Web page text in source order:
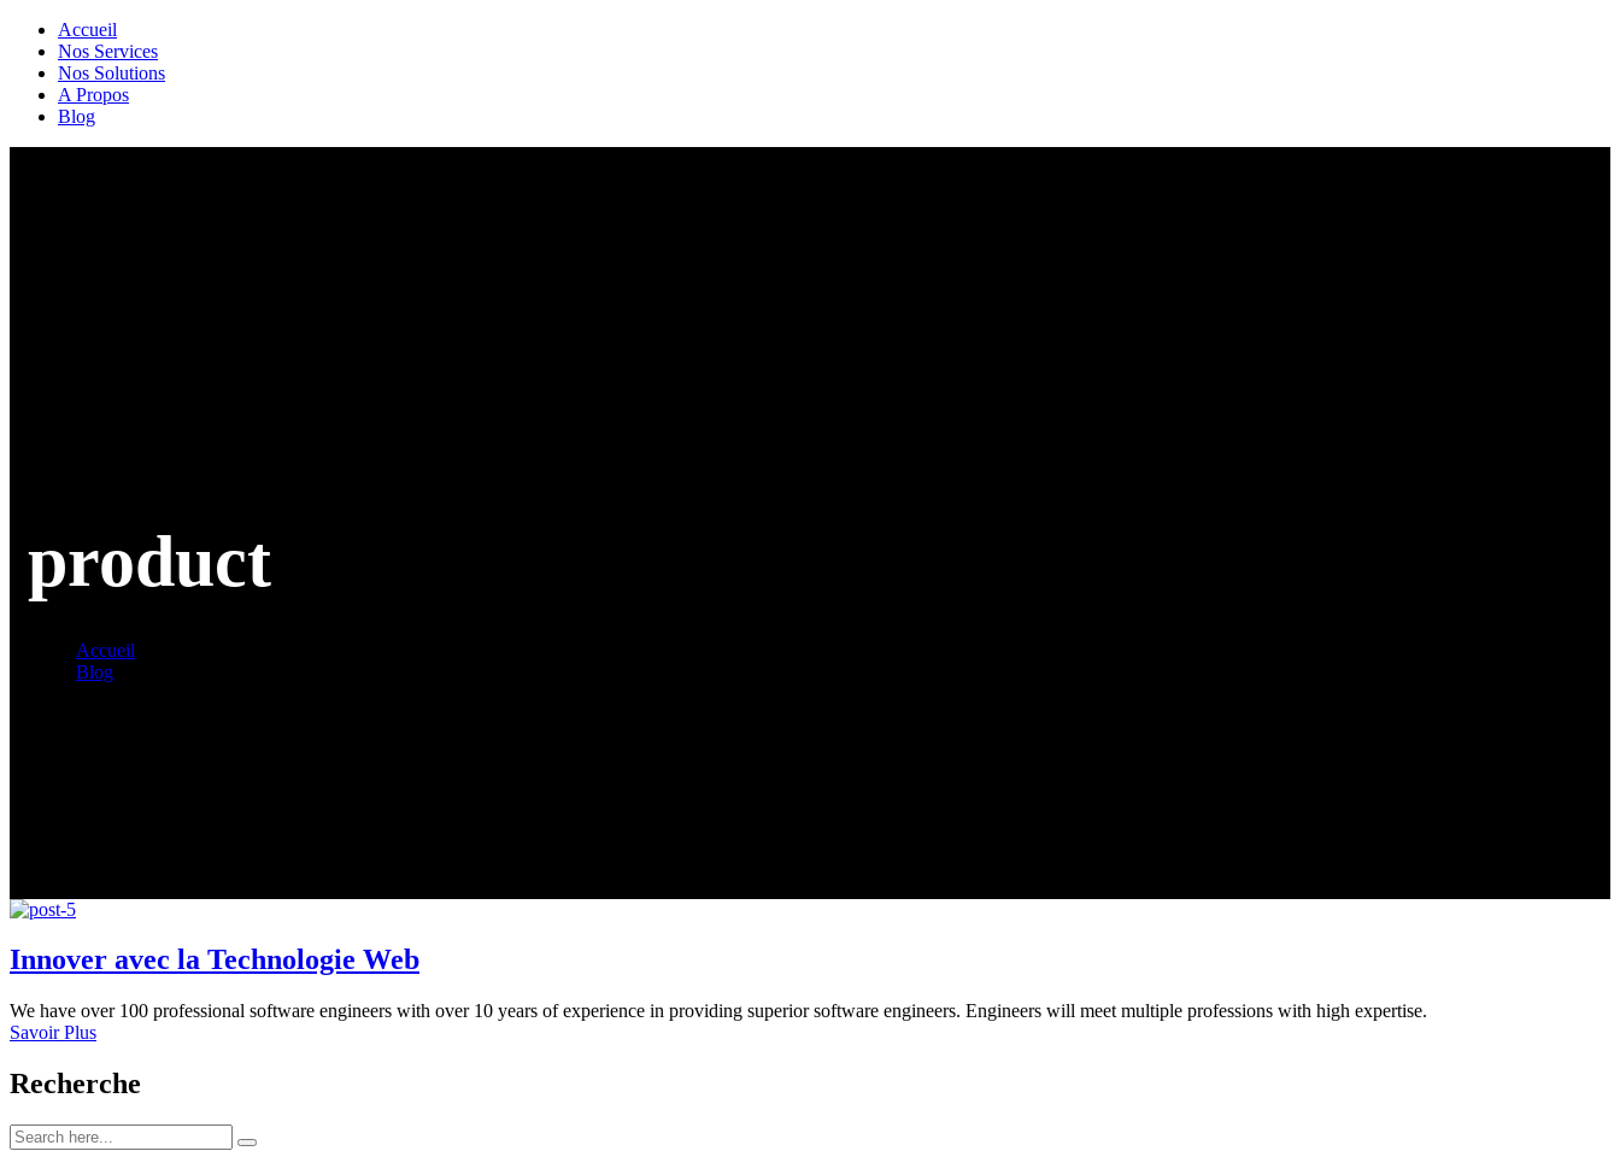
Accueil
Nos Services
Nos Solutions
A Propos
Blog
product
Accueil
Blog
Innover avec la Technologie Web
We have over 100 professional software engineers with over 10 years of experience in providing superior software engineers. Engineers will meet multiple professions with high expertise.
Savoir Plus
Recherche